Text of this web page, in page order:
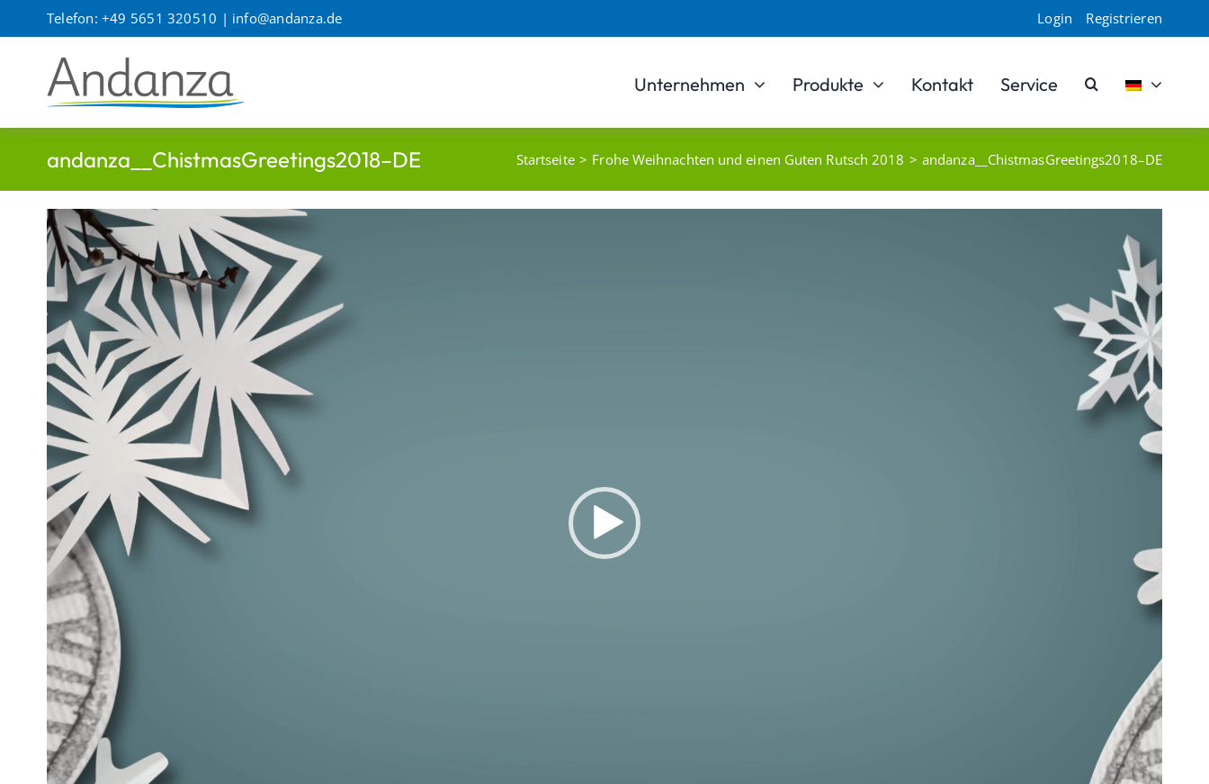
Inhalt
springen
Telefon: +49 5651 320510 | info@andanza.de Login Registrieren
Unternehmen Produkte Kontakt Service
andanza__ChistmasGreetings2018–DE Startseite Frohe Weihnachten und einen Guten Rutsch 2018 andanza__ChistmasGreetings2018–DE
Video-
Player